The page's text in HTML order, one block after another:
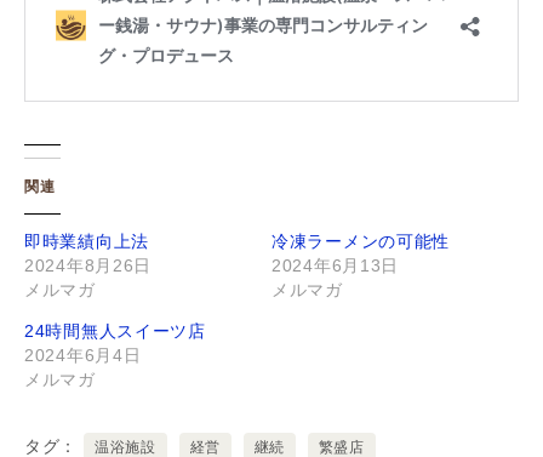
関連
即時業績向上法
2024年8月26日
メルマガ
冷凍ラーメンの可能性
2024年6月13日
メルマガ
24時間無人スイーツ店
2024年6月4日
メルマガ
タグ 温浴施設 経営 継続 繁盛店